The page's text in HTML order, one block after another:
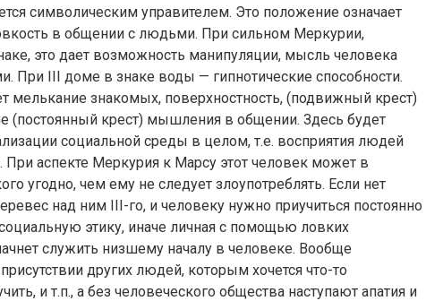
символическим управителем. Это положение означает
в общении с людьми. При сильном Меркурии,
это дает возможность манипуляции, мысль человека
При III доме в знаке воды — гипнотические способности.
мелькание знакомых, поверхностность, (подвижный крест)
(постоянный крест) мышления в общении. Здесь будет
социальной среды в целом, т.е. восприятия людей
аспекте Меркурия к Марсу этот человек может в
угодно, чем ему не следует злоупотреблять. Если нет
над ним III-го, и человеку нужно приучиться постоянно
этику, иначе личная с помощью ловких
служить низшему началу в человеке. Вообще
других людей, которым хочется что-то
и т.п., а без человеческого общества наступают апатия и